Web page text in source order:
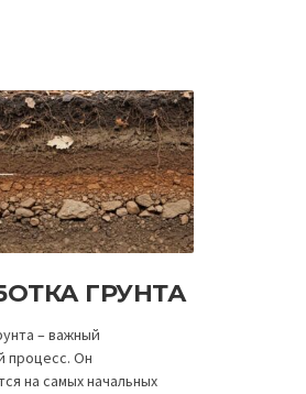
ГРУНТА
– важный
процесс. Он
на самых начальных